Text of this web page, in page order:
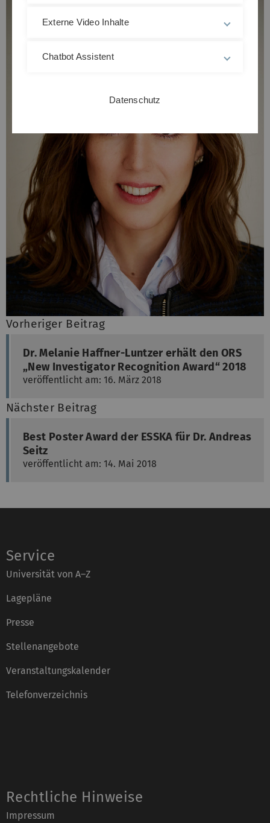
Vorheriger Beitrag
Dr. Melanie Haffner-Luntzer erhält den ORS
„New Investigator Recognition Award“ 2018
veröffentlicht am: 16. März 2018
Nächster Beitrag
Best Poster Award der ESSKA für Dr. Andreas
Seitz
veröffentlicht am: 14. Mai 2018
Service
Universität von A–Z
Lagepläne
Presse
Stellenangebote
Veranstaltungskalender
Telefonverzeichnis
Rechtliche Hinweise
Impressum
Externe Video Inhalte
Chatbot Assistent
Datenschutz